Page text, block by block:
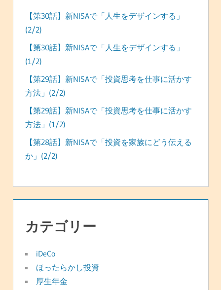
【第30話】新NISAで「人生をデザインする」
(2/2)
【第30話】新NISAで「人生をデザインする」
(1/2)
【第29話】新NISAで「投資思考を仕事に活かす
方法」(2/2)
【第29話】新NISAで「投資思考を仕事に活かす
方法」(1/2)
【第28話】新NISAで「投資を家族にどう伝える
か」(2/2)
カテゴリー
iDeCo
ほったらかし投資
厚生年金